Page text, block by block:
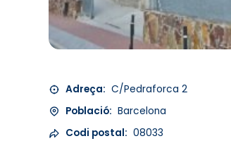
Adreça: C/Pedraforca 2
Població: Barcelona
Codi postal: 08033